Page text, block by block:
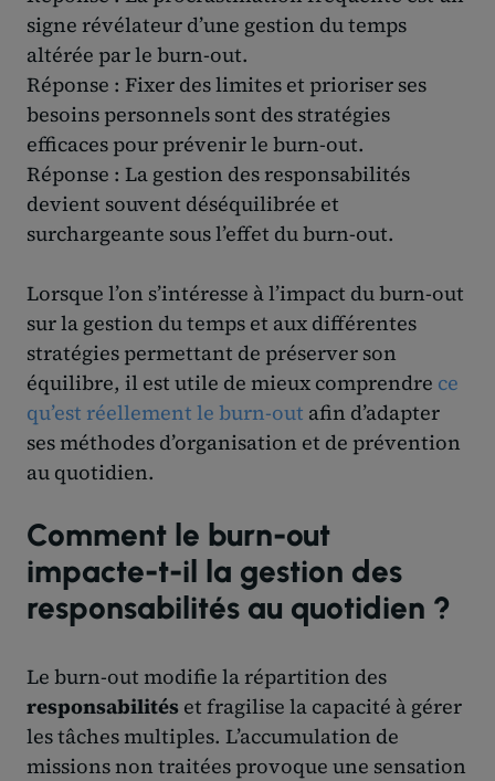
signe révélateur d’une gestion du temps
altérée par le burn-out.
Réponse : Fixer des limites et prioriser ses
besoins personnels sont des stratégies
efficaces pour prévenir le burn-out.
Réponse : La gestion des responsabilités
devient souvent déséquilibrée et
surchargeante sous l’effet du burn-out.
Lorsque l’on s’intéresse à l’impact du burn-out
sur la gestion du temps et aux différentes
stratégies permettant de préserver son
équilibre, il est utile de mieux comprendre ce
qu’est réellement le burn-out afin d’adapter
ses méthodes d’organisation et de prévention
au quotidien.
Comment le burn-out
impacte-t-il la gestion des
responsabilités au quotidien ?
Le burn-out modifie la répartition des
responsabilités et fragilise la capacité à gérer
les tâches multiples. L’accumulation de
missions non traitées provoque une sensation